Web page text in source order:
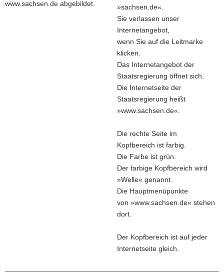
»sachsen.de«.
Sie verlassen unser
Internetangebot,
wenn Sie auf die Leitmarke
klicken.
Das Internetangebot der
Staatsregierung öffnet sich.
Die Internetseite der
Staatsregierung heißt
»www.sachsen.de«.
Die rechte Seite im
Kopfbereich ist farbig.
Die Farbe ist grün.
Der farbige Kopfbereich wird
»Welle« genannt.
Die Hauptmenüpunkte
von »www.sachsen.de« stehen
dort.
Der Kopfbereich ist auf jeder
Internetseite gleich.